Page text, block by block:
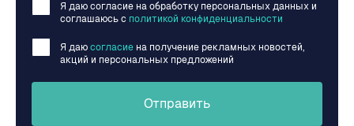
Я даю согласие на обработку персональных данных и
соглашаюсь c политикой конфиденциальности
Я даю согласие на получение рекламных новостей,
акций и персональных предложений
Отправить